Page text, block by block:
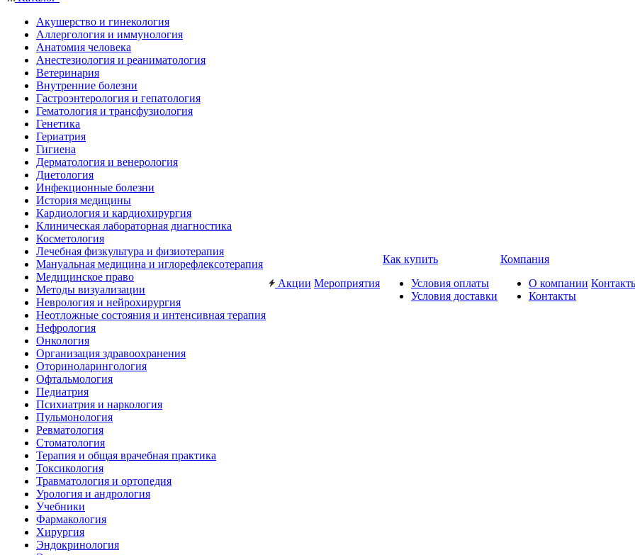
Акушерство и гинекология
Аллергология и иммунология
Анатомия человека
Анестезиология и реаниматология
Ветеринария
Внутренние болезни
Гастроэнтерология и гепатология
Гематология и трансфузиология
Генетика
Гериатрия
Гигиена
Дерматология и венерология
Диетология
Инфекционные болезни
История медицины
Кардиология и кардиохирургия
Клиническая лабораторная диагностика
Косметология
Лечебная физкультура и физиотерапия
Мануальная медицина и иглорефлексотерапия
Медицинское право
Методы визуализации
Неврология и нейрохирургия
Неотложные состояния и интенсивная терапия
Нефрология
Онкология
Организация здравоохранения
Оториноларингология
Офтальмология
Педиатрия
Психиатрия и наркология
Пульмонология
Ревматология
Стоматология
Терапия и общая врачебная практика
Токсикология
Травматология и ортопедия
Урология и андрология
Учебники
Фармакология
Хирургия
Эндокринология
Акции Мероприятия
Как купить
Условия оплаты
Условия доставки
Компания
О компании
Контакты